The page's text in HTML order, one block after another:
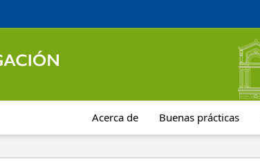
Acerca de Buenas prácticas